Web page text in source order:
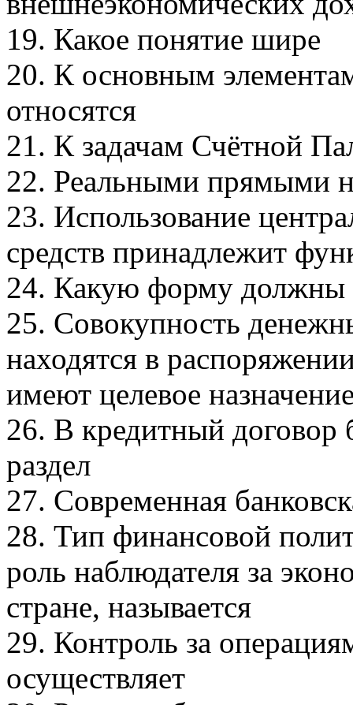
19. Какое понятие шире
20. К основным
относятся
21. К задачам Счётной
22. Реальными прямыми
23. Использование
средств принадлежит
24. Какую форму должны
25. Совокупность
находятся в
имеют целевое
26. В кредитный договор
раздел
27. Современная
28. Тип финансовой
роль наблюдателя за
стране, называется
29. Контроль за
осуществляет